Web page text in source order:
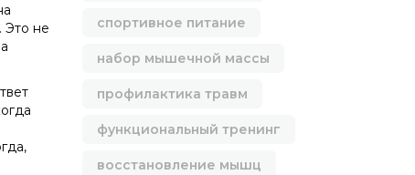
Это не
спортивное питание
набор мышечной массы
профилактика травм
функциональный тренинг
восстановление мышц